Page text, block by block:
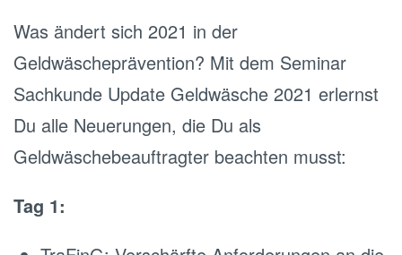
Was ändert sich 2021 in der
Geldwäscheprävention? Mit dem Seminar
Sachkunde Update Geldwäsche 2021 erlernst
Du alle Neuerungen, die Du als
Geldwäschebeauftragter beachten musst:
Tag 1: